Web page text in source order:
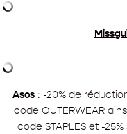
Asos : -20% de
code OUTERWEAR
code STAPLES et -